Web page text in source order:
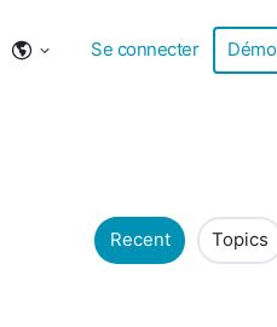
Se connecter Démo
Recent Topics